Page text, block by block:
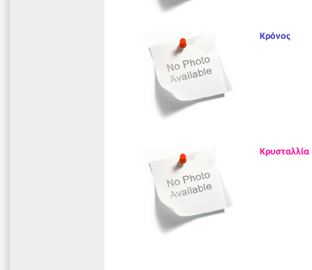
Κρόνος
Κρυσταλλία